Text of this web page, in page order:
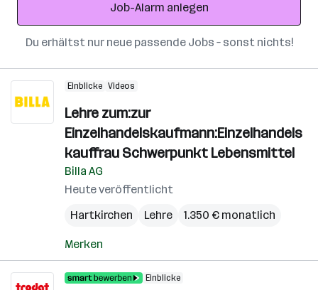
Job-Alarm anlegen
Du erhältst nur neue passende Jobs – sonst nichts!
Einblicke Videos
Lehre zum:zur
Einzelhandelskaufmann:Einzelhandels
kauffrau Schwerpunkt Lebensmittel
Billa AG
Heute veröffentlicht
Hartkirchen
Lehre 1.350 € monatlich
Merken
Einblicke